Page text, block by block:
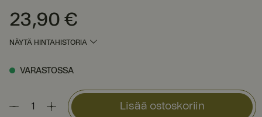
Hinta :23,90 €
23,90 €
NÄYTÄ HINTAHISTORIA
VARASTOSSA
Lisää ostoskoriin